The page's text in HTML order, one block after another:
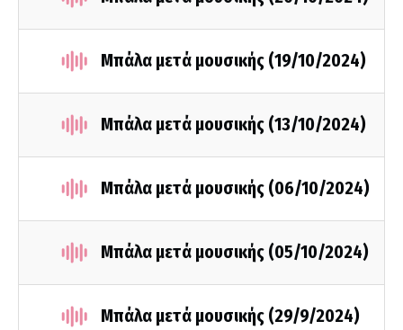
Μπάλα μετά μουσικής (19/10/2024)
Μπάλα μετά μουσικής (13/10/2024)
Μπάλα μετά μουσικής (06/10/2024)
Μπάλα μετά μουσικής (05/10/2024)
Μπάλα μετά μουσικής (29/9/2024)